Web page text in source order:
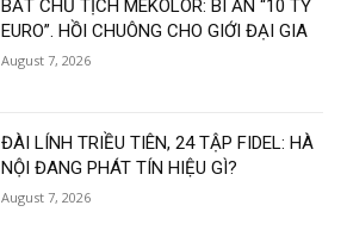
BẮT CHỦ TỊCH MEKOLOR: BÍ ẨN “10 TỶ
EURO”. HỒI CHUÔNG CHO GIỚI ĐẠI GIA
August 7, 2026
ĐÀI LÍNH TRIỀU TIÊN, 24 TẬP FIDEL: HÀ
NỘI ĐANG PHÁT TÍN HIỆU GÌ?
August 7, 2026